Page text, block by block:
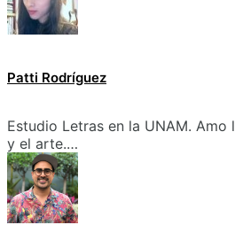
Patti Rodríguez
Estudio Letras en la UNAM. Amo
y el arte.…